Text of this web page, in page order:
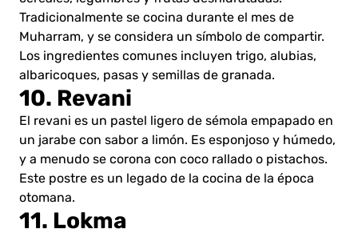
Tradicionalmente se cocina durante el mes de
Muharram, y se considera un símbolo de compartir.
Los ingredientes comunes incluyen trigo, alubias,
albaricoques, pasas y semillas de granada.
10. Revani
El revani es un pastel ligero de sémola empapado en
un jarabe con sabor a limón. Es esponjoso y húmedo,
y a menudo se corona con coco rallado o pistachos.
Este postre es un legado de la cocina de la época
otomana.
11. Lokma